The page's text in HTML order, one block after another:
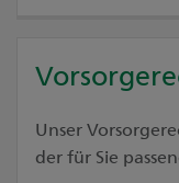
Unser
der für Sie